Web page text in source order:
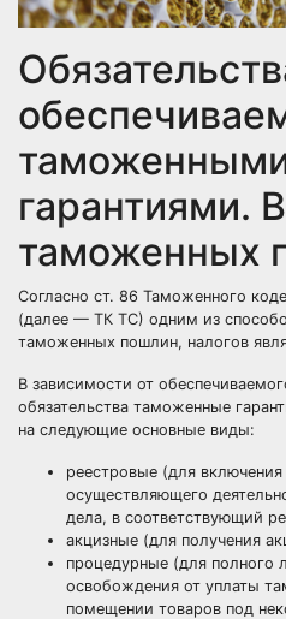
гарантиями.
таможенных
Согласно ст. 86 Таможенного
(далее — ТК ТС) одним из
таможенных пошлин, налогов
В зависимости от
обязательства таможенные
на следующие основные виды:
реестровые (для
осуществляющего
дела, в соответствующий
акцизные (для получения
процедурные (для полного
освобождения от уплаты
помещении товаров под